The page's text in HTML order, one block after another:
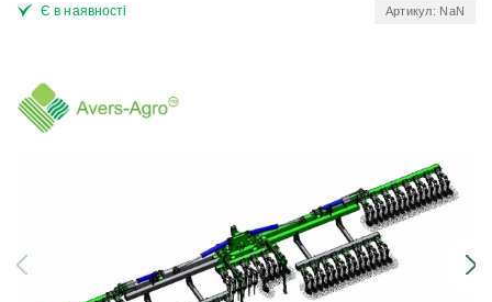
Є в наявності Артикул: NaN